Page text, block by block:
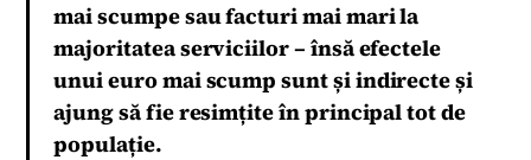
mai scumpe sau facturi mai mari la
majoritatea serviciilor – însă efectele
unui euro mai scump sunt și indirecte și
ajung să fie resimțite în principal tot de
populație.